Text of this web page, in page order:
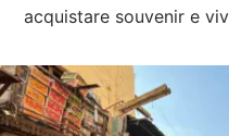
acquistare souvenir e